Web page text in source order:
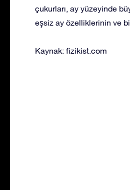
çukurları, ay yüzeyinde
eşsiz ay özelliklerinin ve
Kaynak: fizikist.com